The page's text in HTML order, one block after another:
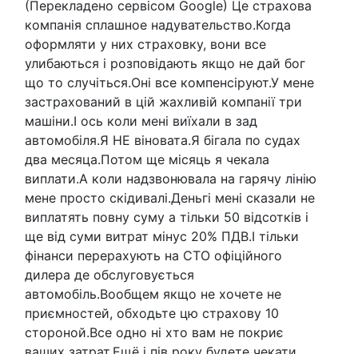
(Перекладено сервісом Google) Це страхова
компанія сплашное надувательство.Когда
оформляти у них страховку, вони все
улибаються і розповідають якщо не дай бог
що то случіться.Оні все компенсіруют.У мене
застрахований в цій жахливій компанії три
машіни.І ось коли мені виїхали в зад
автомобіля.Я НЕ віновата.Я бігала по судах
два месяца.Потом ще місяць я чекала
виплати.А коли надзвонювала на гарячу лінію
мене просто скідивалі.Деньгі мені сказали не
виплатять повну суму а тільки 50 відсотків і
ще від суми витрат мінус 20% ПДВ.І тільки
фінанси перерахують на СТО офіційного
дилера де обслуговується
автомобіль.Вообщем якщо не хочете не
приємностей, обходьте цю страхову 10
стороной.Все одно ні хто вам не покриє